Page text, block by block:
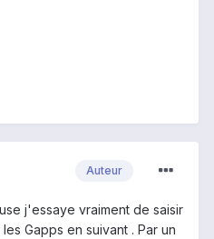
Auteur
j'essaye vraiment de saisir
Gapps en suivant . Par un